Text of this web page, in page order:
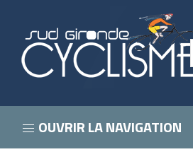
OUVRIR LA NAVIGATION